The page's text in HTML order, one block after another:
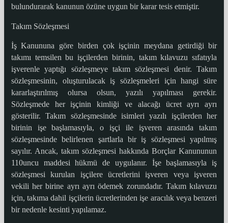
bulundurarak kanunun özüne uygun bir karar tesis etmiştir.
Takım Sözleşmesi
İş Kanununa göre birden çok işçinin meydana getirdiği bir
takımı temsilen bu işçilerden birinin, takım kılavuzu sıfatıyla
işverenle yaptığı sözleşmeye takım sözleşmesi denir. Takım
sözleşmesinin, oluşturulacak iş sözleşmeleri için hangi süre
kararlaştırılmış olursa olsun, yazılı yapılması gerekir.
Sözleşmede her işçinin kimliği ve alacağı ücret ayrı ayrı
gösterilir. Takım sözleşmesinde isimleri yazılı işçilerden her
birinin işe başlamasıyla, o işçi ile işveren arasında takım
sözleşmesinde belirlenen şartlarla bir iş sözleşmesi yapılmış
sayılır. Ancak, takım sözleşmesi hakkında Borçlar Kanununun
110uncu maddesi hükmü de uygulanır. İşe başlamasıyla iş
sözleşmesi kurulan işçilere ücretlerini işveren veya işveren
vekili her birine ayrı ayrı ödemek zorundadır. Takım kılavuzu
için, takıma dahil işçilerin ücretlerinden işe aracılık veya benzeri
bir nedenle kesinti yapılamaz.